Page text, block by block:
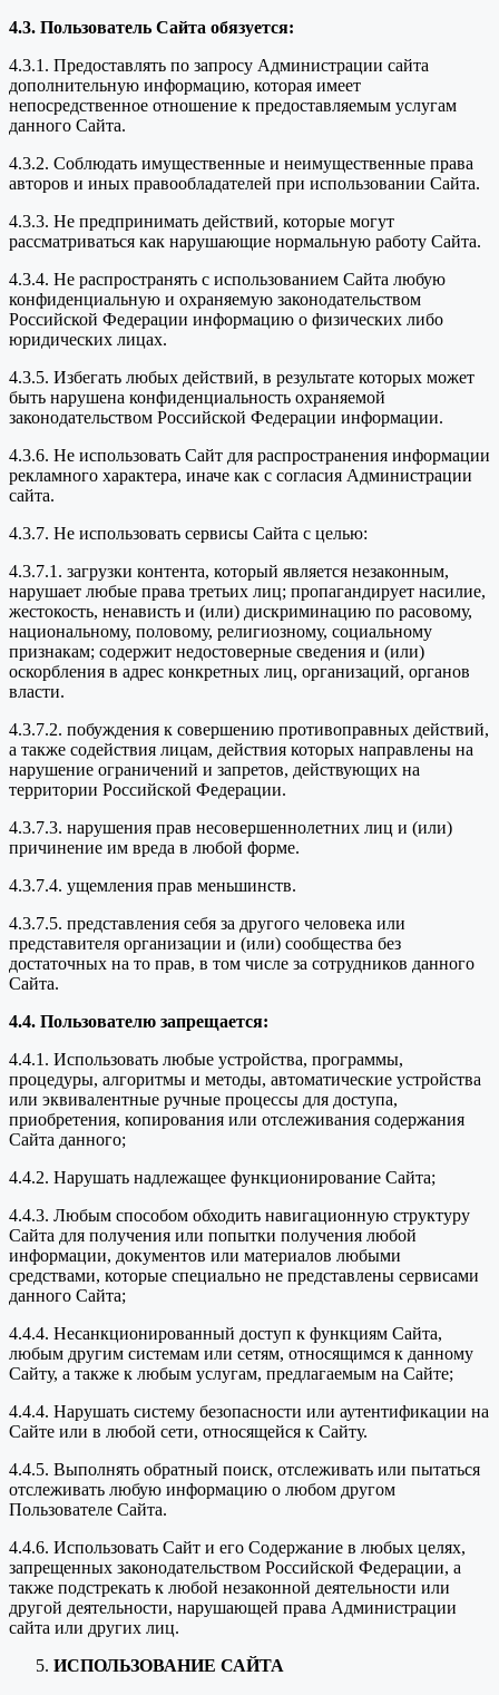
4.3. Пользователь Сайта обязуется:
4.3.1. Предоставлять по запросу Администрации сайта
дополнительную информацию, которая имеет
непосредственное отношение к предоставляемым услугам
данного Сайта.
4.3.2. Соблюдать имущественные и неимущественные права
авторов и иных правообладателей при использовании Сайта.
4.3.3. Не предпринимать действий, которые могут
рассматриваться как нарушающие нормальную работу Сайта.
4.3.4. Не распространять с использованием Сайта любую
конфиденциальную и охраняемую законодательством
Российской Федерации информацию о физических либо
юридических лицах.
4.3.5. Избегать любых действий, в результате которых может
быть нарушена конфиденциальность охраняемой
законодательством Российской Федерации информации.
4.3.6. Не использовать Сайт для распространения информации
рекламного характера, иначе как с согласия Администрации
сайта.
4.3.7. Не использовать сервисы Сайта с целью:
4.3.7.1. загрузки контента, который является незаконным,
нарушает любые права третьих лиц; пропагандирует насилие,
жестокость, ненависть и (или) дискриминацию по расовому,
национальному, половому, религиозному, социальному
признакам; содержит недостоверные сведения и (или)
оскорбления в адрес конкретных лиц, организаций, органов
власти.
4.3.7.2. побуждения к совершению противоправных действий,
а также содействия лицам, действия которых направлены на
нарушение ограничений и запретов, действующих на
территории Российской Федерации.
4.3.7.3. нарушения прав несовершеннолетних лиц и (или)
причинение им вреда в любой форме.
4.3.7.4. ущемления прав меньшинств.
4.3.7.5. представления себя за другого человека или
представителя организации и (или) сообщества без
достаточных на то прав, в том числе за сотрудников данного
Сайта.
4.4. Пользователю запрещается:
4.4.1. Использовать любые устройства, программы,
процедуры, алгоритмы и методы, автоматические устройства
или эквивалентные ручные процессы для доступа,
приобретения, копирования или отслеживания содержания
Сайта данного;
4.4.2. Нарушать надлежащее функционирование Сайта;
4.4.3. Любым способом обходить навигационную структуру
Сайта для получения или попытки получения любой
информации, документов или материалов любыми
средствами, которые специально не представлены сервисами
данного Сайта;
4.4.4. Несанкционированный доступ к функциям Сайта,
любым другим системам или сетям, относящимся к данному
Сайту, а также к любым услугам, предлагаемым на Сайте;
4.4.4. Нарушать систему безопасности или аутентификации на
Сайте или в любой сети, относящейся к Сайту.
4.4.5. Выполнять обратный поиск, отслеживать или пытаться
отслеживать любую информацию о любом другом
Пользователе Сайта.
4.4.6. Использовать Сайт и его Содержание в любых целях,
запрещенных законодательством Российской Федерации, а
также подстрекать к любой незаконной деятельности или
другой деятельности, нарушающей права Администрации
сайта или других лиц.
ИСПОЛЬЗОВАНИЕ САЙТА